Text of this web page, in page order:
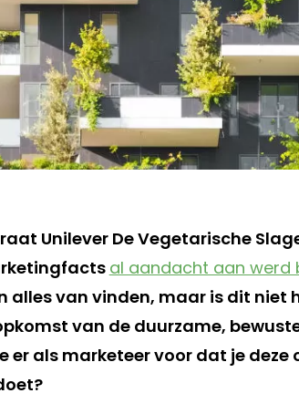
Unilever De Vegetarische
al aandacht aan werd
alles van vinden, maar is dit niet
van de duurzame,
er als marketeer voor dat je deze